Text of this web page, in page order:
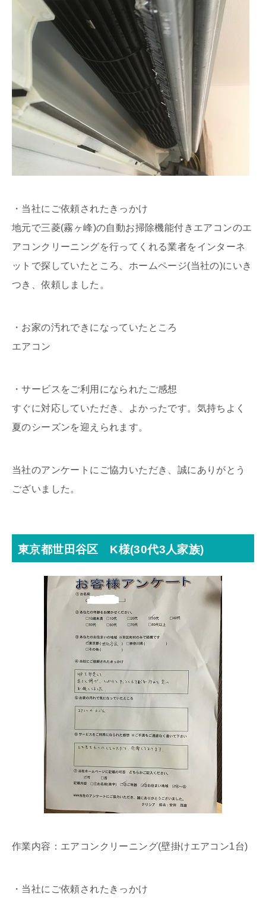
・当社にご依頼されたきっかけ
地元で三菱(霧ヶ峰)の自動お掃除機能付きエアコンのエ
アコンクリーニングを行ってくれる業者をインターネ
ットで探していたところ、ホームページ(当社の)にいき
つき、依頼しました。
・お家の汚れできになっていたところ
エアコン
・サービスをご利用になられたご感想
すぐに対応していただき、よかったです。気持ちよく
夏のシーズンを迎えられます。
当社のアンケートにご協力いただき、誠にありがとう
ございました。
東京都世田谷区 K様(30代3人家族)
作業内容：エアコンクリーニング(壁掛けエアコン1台)
・当社にご依頼されたきっかけ